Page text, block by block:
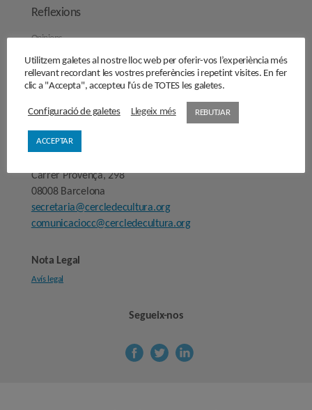
Reflexions
Opinions
Manifestos
Entrevistes
Carrer Provença, 298
08008 Barcelona
secretaria@cercledecultura.org
comunicaciocc@cercledecultura.org
Nota Legal
Avís legal
Segueix-nos
Utilitzem galetes al nostre lloc web per oferir-vos l’experiència més
rellevant recordant les vostres preferències i repetint visites. En fer
clic a "Accepta", accepteu l'ús de TOTES les galetes.
Configuració de galetes Llegeix més REBUTJAR
ACCEPTAR